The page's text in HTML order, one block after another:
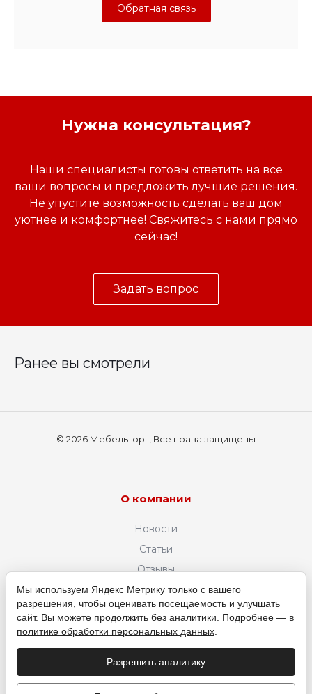
Обратная связь
Нужна консультация?
Наши специалисты готовы ответить на все
ваши вопросы и предложить лучшие решения.
Не упустите возможность сделать ваш дом
уютнее и комфортнее! Свяжитесь с нами прямо
сейчас!
Задать вопрос
Ранее вы смотрели
© 2026 Мебельторг, Все права защищены
О компании
Новости
Статьи
Отзывы
Вакансии
Политика конфиденциальности
Мы используем Яндекс Метрику только с вашего
разрешения, чтобы оценивать посещаемость и улучшать
сайт. Вы можете продолжить без аналитики. Подробнее — в
политике обработки персональных данных
Разрешить аналитику